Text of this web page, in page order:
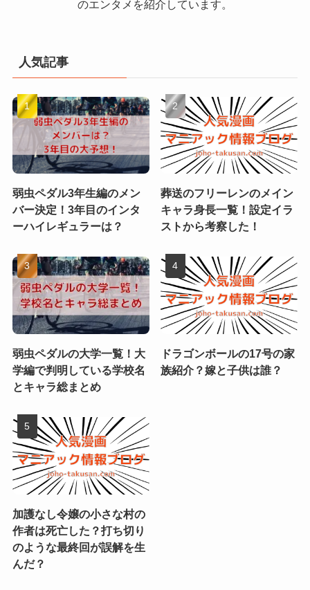
のエンタメを紹介しています。
人気記事
弱虫ペダル3年生編のメン
バー決定！3年目のインタ
ーハイレギュラーは？
葬送のフリーレンのメイン
キャラ身長一覧！設定イラ
ストから考察した！
弱虫ペダルの大学一覧！大
学編で判明している学校名
とキャラ総まとめ
ドラゴンボールの17号の家
族紹介？嫁と子供は誰？
加護なし令嬢の小さな村の
作者は死亡した？打ち切り
のような最終回が誤解を生
んだ？